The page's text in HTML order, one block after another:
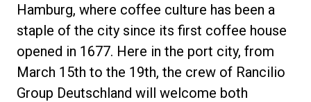
Hamburg, where coffee culture has been a
staple of the city since its first coffee house
opened in 1677. Here in the port city, from
March 15th to the 19th, the crew of Rancilio
Group Deutschland will welcome both
接続
お問い合わせ